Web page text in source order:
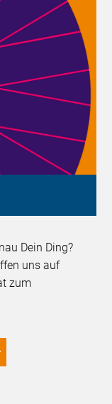
Dein Ding?
uns auf
zum